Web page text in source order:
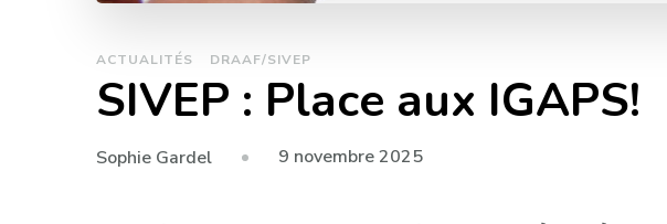
ACTUALITÉS DRAAF/SIVEP
SIVEP : Place aux IGAPS!
Sophie Gardel 9 novembre 2025